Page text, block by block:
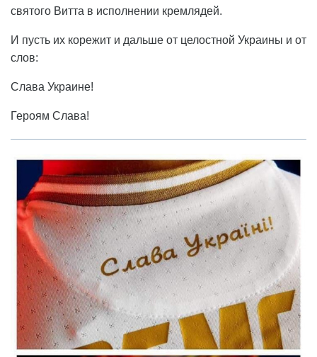
святого Витта в исполнении кремлядей.
И пусть их корежит и дальше от целостной Украины и от
слов:
Слава Украине!
Героям Слава!